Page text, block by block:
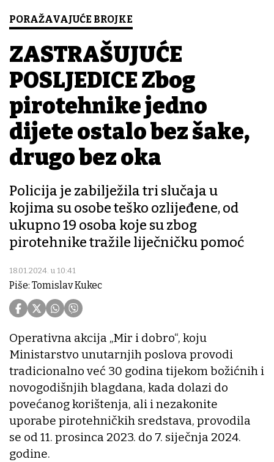
PORAŽAVAJUĆE BROJKE
ZASTRAŠUJUĆE
POSLJEDICE Zbog
pirotehnike jedno
dijete ostalo bez šake,
drugo bez oka
Policija je zabilježila tri slučaja u
kojima su osobe teško ozlijeđene, od
ukupno 19 osoba koje su zbog
pirotehnike tražile liječničku pomoć
18.01.2024. u 10:41
Piše: Tomislav Kukec
Operativna akcija „Mir i dobro“, koju
Ministarstvo unutarnjih poslova provodi
tradicionalno već 30 godina tijekom božićnih i
novogodišnjih blagdana, kada dolazi do
povećanog korištenja, ali i nezakonite
uporabe pirotehničkih sredstava, provodila
se od 11. prosinca 2023. do 7. siječnja 2024.
godine.